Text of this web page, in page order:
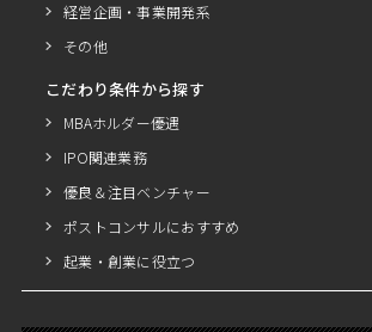
経営企画・事業開発系
その他
こだわり条件から探す
MBAホルダー優遇
IPO関連業務
優良＆注目ベンチャー
ポストコンサルにおすすめ
起業・創業に役立つ